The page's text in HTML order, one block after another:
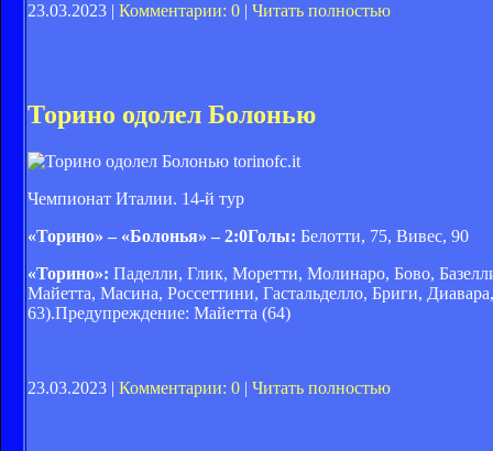
23.03.2023 | Комментарии: 0 | Читать полностью
Торино одолел Болонью
torinofc.it
Чемпионат Италии. 14-й тур
«Торино» – «Болонья» – 2:0Голы: Белотти, 75, Вивес, 90
«Торино»: Паделли, Глик, Моретти, Молинаро, Бово,
Майетта, Масина, Россеттини, Гастальделло, Бриги,
63).Предупреждение: Майетта (64)
23.03.2023 | Комментарии: 0 | Читать полностью